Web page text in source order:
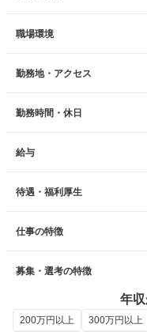
職場環境
勤務地・アクセス
勤務時間・休日
給与
待遇・福利厚生
仕事の特徴
募集・選考の特徴
年
200万円以上 300万円以上